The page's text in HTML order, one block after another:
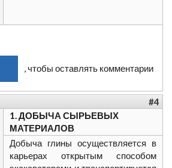
, чтобы оставлять комментарии
#4
1. ДОБЫЧА СЫРЬЕВЫХ
МАТЕРИАЛОВ
Добыча глины осуществляется в
карьерах открытым способом